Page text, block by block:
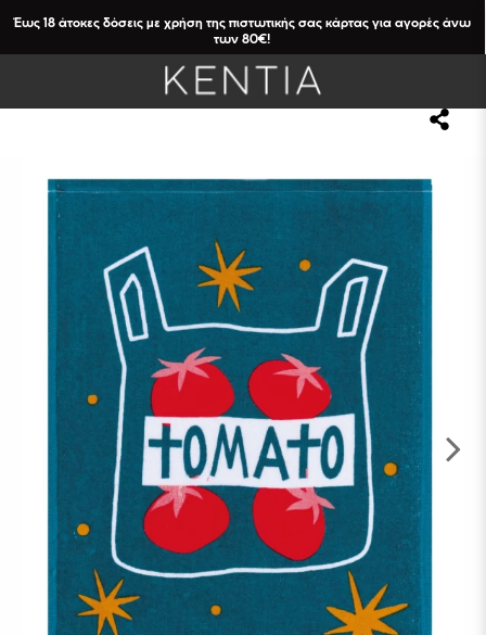
Έως 18 άτοκες δόσεις με χρήση της πιστωτικής σας κάρτας για αγορές άνω
των 80€!